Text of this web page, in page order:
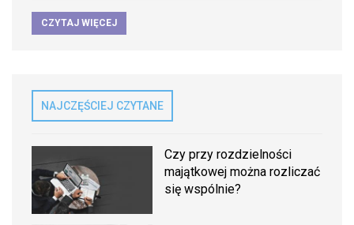
CZYTAJ WIĘCEJ
NAJCZĘŚCIEJ CZYTANE
Czy przy rozdzielności
majątkowej można rozliczać
się wspólnie?